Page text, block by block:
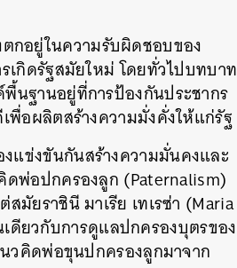
กอยู่ในความรับผิดชอบของ
เกิดรัฐสมัยใหม่ โดยทั่วไปบทบาท
นฐานอยู่ที่การป้องกันประชากร
พื่อผลิตสร้างความมั่งคั่งให้แก่รัฐ
แข่งขันกันสร้างความมั่นคงและ
ดพ่อปกครองลูก (Paternalism)
สมัยราชินีมาเรีย เทเรซ่า (Maria
ดียวกับการดูแลปกครองบุตรของ
วคิดพ่อขุนปกครองลูกมาจาก